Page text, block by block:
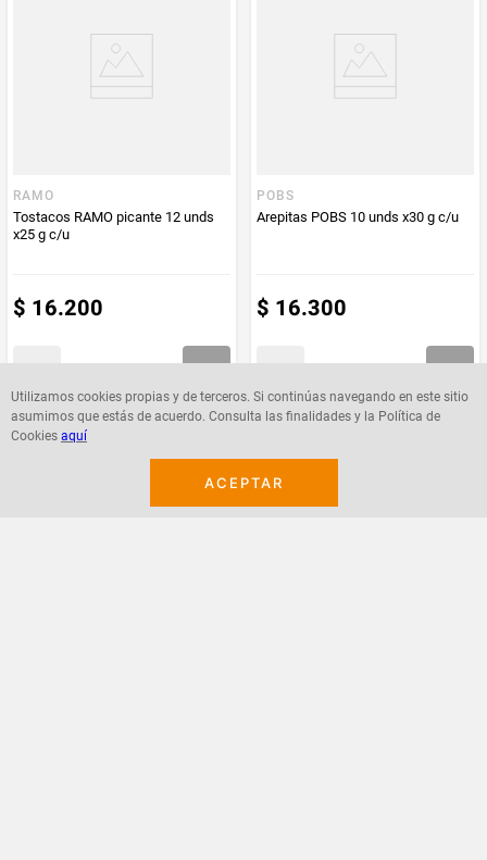
Utilizamos cookies propias y de terceros. Si continúas navegando en este sitio
asumimos que estás de acuerdo. Consulta las finalidades y la Política de
Cookies aquí
ACEPTAR
RAMO
Tostacos RAMO picante 12 unds
x25 g c/u
$ 16.200
POBS
Arepitas POBS 10 unds x30 g c/u
$ 16.300